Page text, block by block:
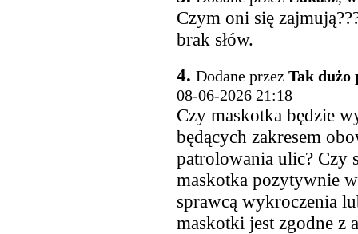
Czym oni się
brak słów.
4. Dodane przez Tak dużo
08-06-2026 21:18
Czy maskotka będzie
będących zakresem
patrolowania ulic? Czy
maskotka pozytywnie
sprawcą wykroczenia
maskotki jest zgodne z